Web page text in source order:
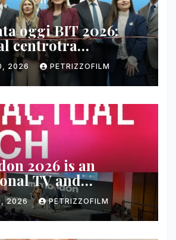
oggi BIT 2026:
centrotra
relazioni e business
2026 PETRIZZOFILM
2026 is an
TV and
content market
2026 PETRIZZOFILM